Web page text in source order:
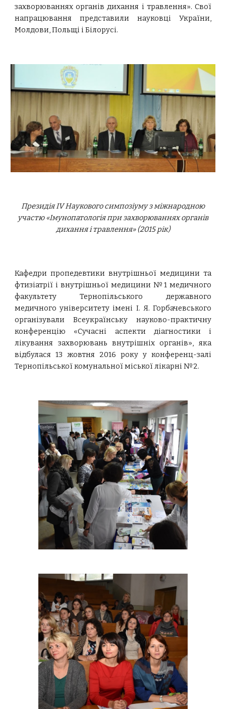
захворюваннях органів дихання і травлення». Свої
напрацювання представили науковці України,
Молдови, Польщі і Білорусі.
Президія IV Наукового симпозіуму з міжнародною
участю «Імунопатологія при захворюваннях органів
дихання і травлення» (2015 рік)
Кафедри пропедевтики внутрішньої медицини та
фтизіатрії і внутрішньої медицини №1 медичного
факультету Тернопільського державного
медичного університету імені І. Я. Горбачевського
організували Всеукраїнську науково-практичну
конференцію «Сучасні аспекти діагностики і
лікування захворювань внутрішніх органів», яка
відбулася 13 жовтня 2016 року у конференц-залі
Тернопільської комунальної міської лікарні №2.